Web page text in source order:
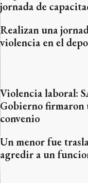
jornada de
Realizan una
violencia en el
Violencia laboral:
Gobierno firmaron
convenio
Un menor fue
agredir a un